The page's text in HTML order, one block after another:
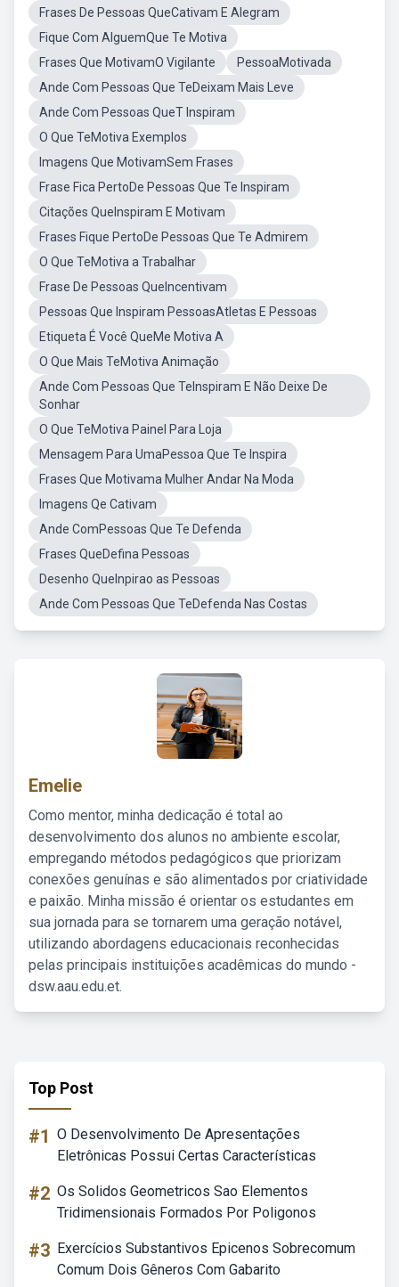
Frases De Pessoas QueCativam E Alegram
Fique Com AlguemQue Te Motiva
Frases Que MotivamO Vigilante
PessoaMotivada
Ande Com Pessoas Que TeDeixam Mais Leve
Ande Com Pessoas QueT Inspiram
O Que TeMotiva Exemplos
Imagens Que MotivamSem Frases
Frase Fica PertoDe Pessoas Que Te Inspiram
Citações QueInspiram E Motivam
Frases Fique PertoDe Pessoas Que Te Admirem
O Que TeMotiva a Trabalhar
Frase De Pessoas QueIncentivam
Pessoas Que Inspiram PessoasAtletas E Pessoas
Etiqueta É Você QueMe Motiva A
O Que Mais TeMotiva Animação
Ande Com Pessoas Que TeInspiram E Não Deixe De
Sonhar
O Que TeMotiva Painel Para Loja
Mensagem Para UmaPessoa Que Te Inspira
Frases Que Motivama Mulher Andar Na Moda
Imagens Qe Cativam
Ande ComPessoas Que Te Defenda
Frases QueDefina Pessoas
Desenho QueInpirao as Pessoas
Ande Com Pessoas Que TeDefenda Nas Costas
Emelie
Como mentor, minha dedicação é total ao
desenvolvimento dos alunos no ambiente escolar,
empregando métodos pedagógicos que priorizam
conexões genuínas e são alimentados por criatividade
e paixão. Minha missão é orientar os estudantes em
sua jornada para se tornarem uma geração notável,
utilizando abordagens educacionais reconhecidas
pelas principais instituições acadêmicas do mundo -
dsw.aau.edu.et.
Top Post
#1 O Desenvolvimento De Apresentações
Eletrônicas Possui Certas Características
#2 Os Solidos Geometricos Sao Elementos
Tridimensionais Formados Por Poligonos
#3 Exercícios Substantivos Epicenos Sobrecomum
Comum Dois Gêneros Com Gabarito